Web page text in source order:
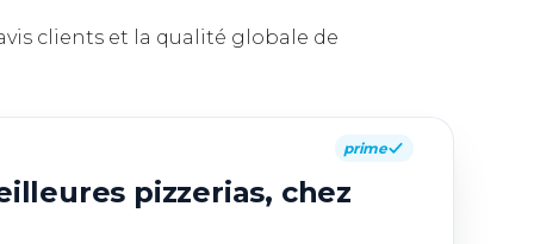
clients et la qualité globale de
prime
pizzerias, chez